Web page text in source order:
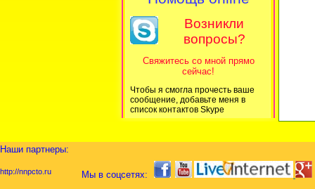
Возникли
вопросы?
Свяжитесь со мной прямо
сейчас!
Чтобы я смогла прочесть ваше
сообщение, добавьте меня в
список контактов Skype
Наши партнеры:
Мы в соцсетях:
http://nnpcto.ru